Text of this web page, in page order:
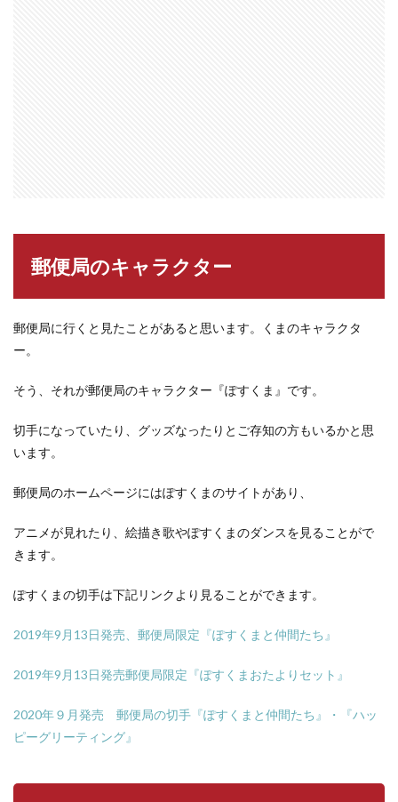
郵便局のキャラクター
郵便局に行くと見たことがあると思います。くまのキャラクタ
ー。
そう、それが郵便局のキャラクター『ぽすくま』です。
切手になっていたり、グッズなったりとご存知の方もいるかと思
います。
郵便局のホームページにはぽすくまのサイトがあり、
アニメが見れたり、絵描き歌やぽすくまのダンスを見ることがで
きます。
ぽすくまの切手は下記リンクより見ることができます。
2019年9月13日発売、郵便局限定『ぽすくまと仲間たち』
2019年9月13日発売郵便局限定『ぽすくまおたよりセット』
2020年９月発売 郵便局の切手『ぽすくまと仲間たち』・『ハッ
ピーグリーティング』